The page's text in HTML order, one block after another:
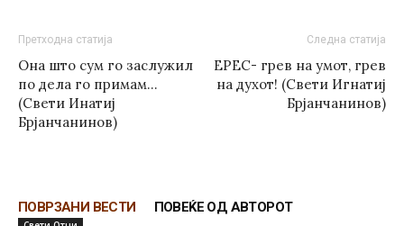
Претходна статија
Она што сум го заслужил
по дела го примам…
(Свети Инатиј
Брјанчанинов)
Следна статија
EPEC- грев на умот, грев
на духот! (Свети Игнатиј
Брјанчанинов)
ПОВРЗАНИ ВЕСТИ ПОВЕЌЕ ОД АВТОРОТ